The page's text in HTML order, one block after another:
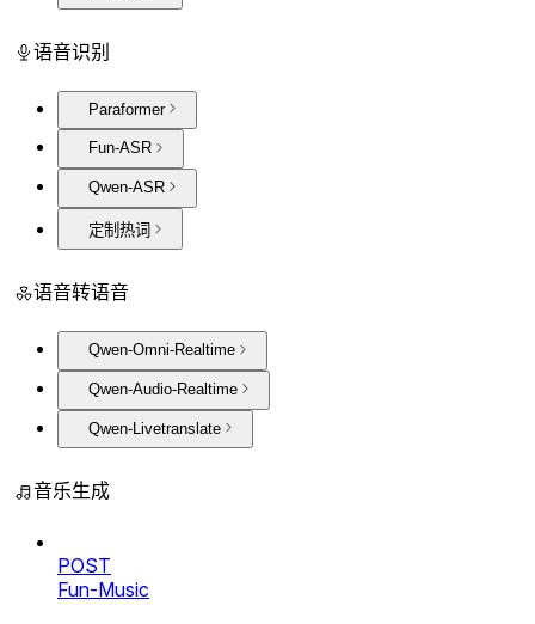
语音识别
Paraformer
Fun-ASR
Qwen-ASR
定制热词
语音转语音
Qwen-Omni-Realtime
Qwen-Audio-Realtime
Qwen-Livetranslate
音乐生成
POST
Fun-Music